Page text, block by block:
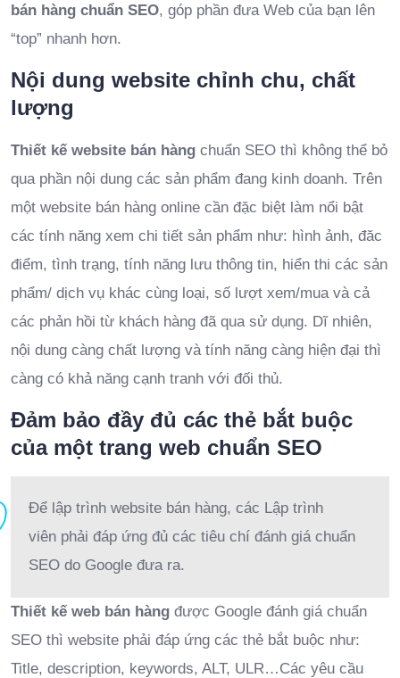
bán hàng chuẩn SEO, góp phần đưa Web của bạn lên
“top” nhanh hơn.
Nội dung website chỉnh chu, chất
lượng
Thiết kế website bán hàng chuẩn SEO thì không thể bỏ
qua phần nội dung các sản phẩm đang kinh doanh. Trên
một website bán hàng online cần đặc biệt làm nổi bật
các tính năng xem chi tiết sản phẩm như: hình ảnh, đăc
điểm, tình trạng, tính năng lưu thông tin, hiển thi các sản
phẩm/ dịch vụ khác cùng loại, số lượt xem/mua và cả
các phản hồi từ khách hàng đã qua sử dụng. Dĩ nhiên,
nội dung càng chất lượng và tính năng càng hiện đại thì
càng có khả năng cạnh tranh với đối thủ.
Đảm bảo đầy đủ các thẻ bắt buộc
của một trang web chuẩn SEO
Để lập trình website bán hàng, các Lập trình
viên phải đáp ứng đủ các tiêu chí đánh giá chuẩn
SEO do Google đưa ra.
Thiết kế web bán hàng được Google đánh giá chuẩn
SEO thì website phải đáp ứng các thẻ bắt buộc như:
Title, description, keywords, ALT, ULR…Các yêu cầu